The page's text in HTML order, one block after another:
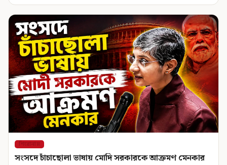
শিরোনাম
সংসদে চাঁচাছোলা ভাষায় মোদি সরকারকে আক্রমণ মেনকার